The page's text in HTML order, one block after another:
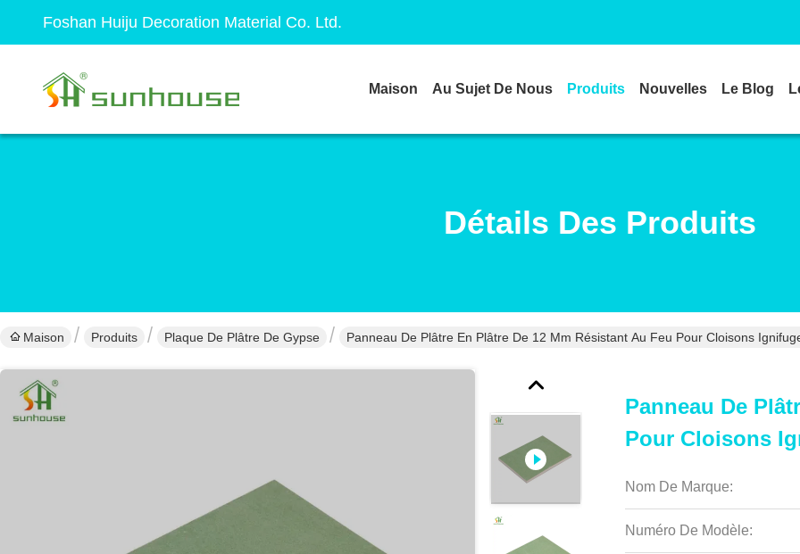
Foshan Huiju Decoration Material Co. Ltd.
Maison Au Sujet De Nous Produits Nouvelles Le Blog
Détails Des Produits
Maison Produits Plaque De Plâtre De Gypse Panneau De Plâtre En Plâtre De 12 Mm Résistant Au Feu Pour Cloisons
Panneau De
Pour Cloisons
Nom De Marque:
Numéro De Modèle: